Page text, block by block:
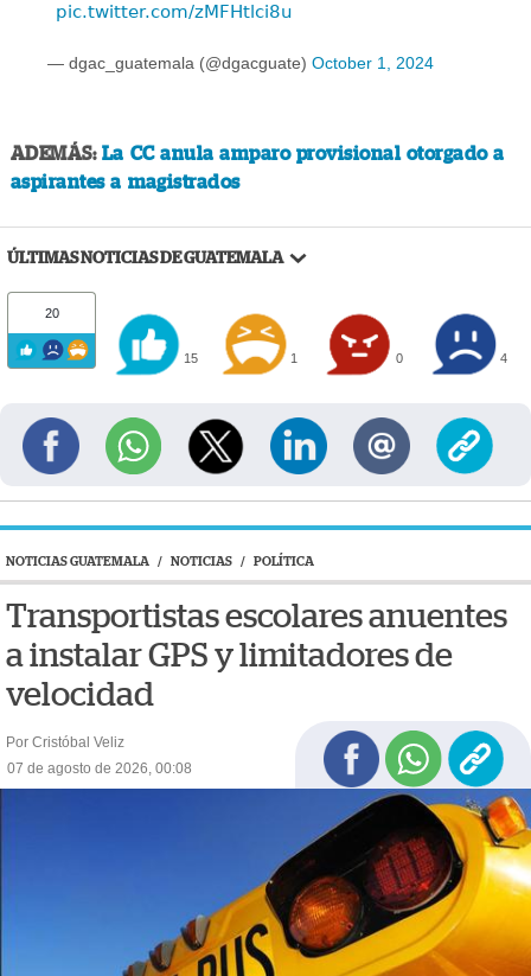
pic.twitter.com/zMFHtlci8u
— dgac_guatemala (@dgacguate) October 1, 2024
ADEMÁS: La CC anula amparo provisional otorgado a
aspirantes a magistrados
ÚLTIMAS NOTICIAS DE GUATEMALA
20
15 1 0 4
NOTICIAS GUATEMALA / NOTICIAS / POLÍTICA
Transportistas escolares anuentes
a instalar GPS y limitadores de
velocidad
Por Cristóbal Veliz
07 de agosto de 2026, 00:08